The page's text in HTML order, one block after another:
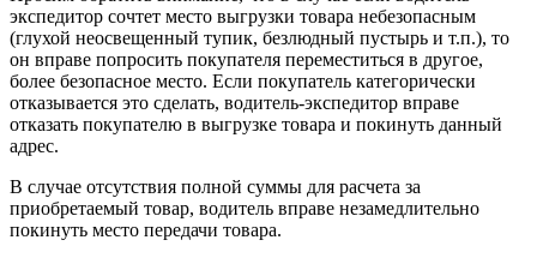
экспедитор сочтет место выгрузки товара небезопасным
(глухой неосвещенный тупик, безлюдный пустырь и т.п.), то
он вправе попросить покупателя переместиться в другое,
более безопасное место. Если покупатель категорически
отказывается это сделать, водитель-экспедитор вправе
отказать покупателю в выгрузке товара и покинуть данный
адрес.
В случае отсутствия полной суммы для расчета за
приобретаемый товар, водитель вправе незамедлительно
покинуть место передачи товара.